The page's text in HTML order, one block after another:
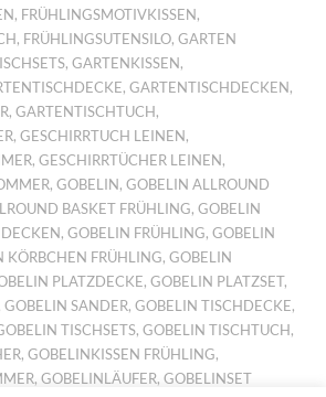
, FRÜHLINGSMOTIVKISSEN ,
, FRÜHLINGSUTENSILO,GARTEN
,GARTENKISSEN ,
,GARTENTISCHDECKEN ,
,GARTENTISCHTUCH ,
,GESCHIRRTUCH LEINEN ,
,GESCHIRRTÜCHER LEINEN ,
,GOBELIN ,GOBELIN ALLROUND
BASKET FRÜHLING,GOBELIN
,GOBELIN FRÜHLING,GOBELIN
KÖRBCHEN FRÜHLING,GOBELIN
PLATZDECKE,GOBELIN PLATZSET,
,GOBELIN SANDER,GOBELIN TISCHDECKE,
TISCHSETS,GOBELIN TISCHTUCH ,
,GOBELINKISSEN FRÜHLING,
,GOBELINLÄUFER,GOBELINSET